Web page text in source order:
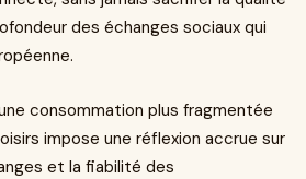
des échanges sociaux qui
consommation plus fragmentée
impose une réflexion accrue sur
et la fiabilité des